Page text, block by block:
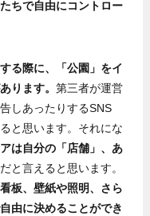
たちで自由にコントロー
る際に、「公園」をイ
ります。第三者が運営
しあったりするSNS
と思います。それにな
は自分の「店舗」、あ
だと言えると思います。
板、壁紙や照明、さら
由に決めることができ